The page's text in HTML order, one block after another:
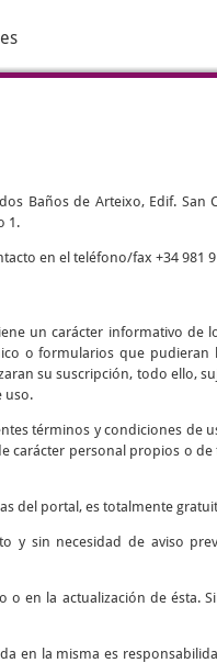
Baños de Arteixo, Edif. San
1.
en el teléfono/fax +34 981
un carácter informativo de
o formularios que pudieran
su suscripción, todo ello,
uso.
términos y condiciones de
carácter personal propios o
del portal, es totalmente
sin necesidad de aviso
en la actualización de ésta.
en la misma es